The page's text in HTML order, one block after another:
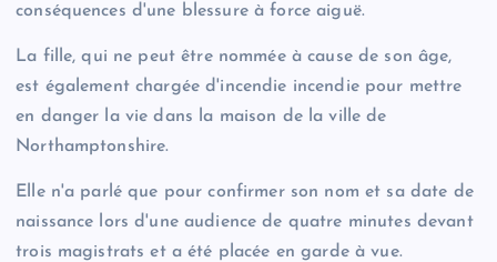
conséquences d'une blessure à force aiguë.
La fille, qui ne peut être nommée à cause de son âge,
est également chargée d'incendie incendie pour mettre
en danger la vie dans la maison de la ville de
Northamptonshire.
Elle n'a parlé que pour confirmer son nom et sa date de
naissance lors d'une audience de quatre minutes devant
trois magistrats et a été placée en garde à vue.